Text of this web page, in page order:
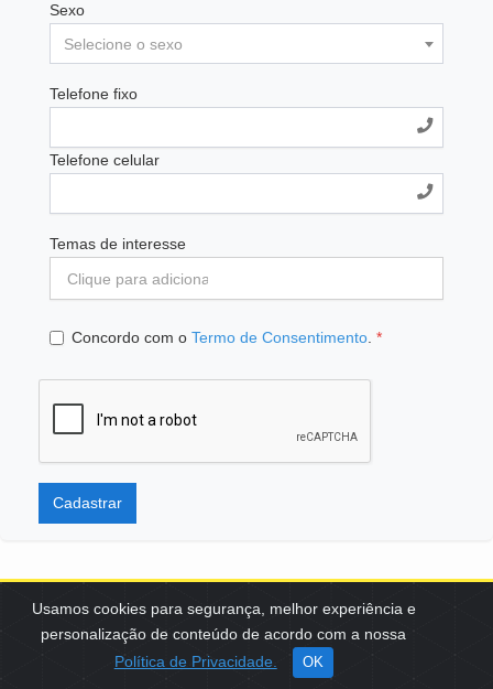
Usamos cookies para segurança, melhor experiência e
personalização de conteúdo de acordo com a nossa
Política de Privacidade.
OK
Sexo
Selecione o sexo
Telefone fixo
Telefone celular
Temas de interesse
Concordo com o Termo de Consentimento *
Cadastrar
SCES, TRECHO 02, LOTE 22 CEP: 70200-002 | BRASÍLIA (DF) | +55
61 3108-7000 / FBB@FBB.ORG.BR